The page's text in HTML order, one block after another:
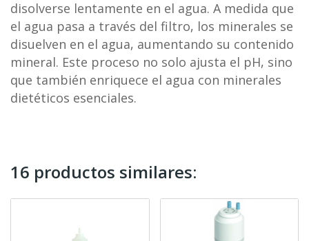
disolverse lentamente en el agua. A medida que
el agua pasa a través del filtro, los minerales se
disuelven en el agua, aumentando su contenido
mineral. Este proceso no solo ajusta el pH, sino
que también enriquece el agua con minerales
dietéticos esenciales.
16 productos similares: